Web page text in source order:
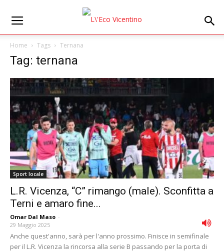
Home Tags Ternana
Tag: ternana
Sport locale
L.R. Vicenza, “C” rimango (male). Sconfitta a
Terni e amaro fine...
Omar Dal Maso -
29 Maggio 2025
Anche quest'anno, sarà per l'anno prossimo. Finisce in semifinale
per il L.R. Vicenza la rincorsa alla serie B passando per la porta di